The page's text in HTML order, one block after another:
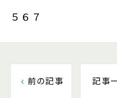
５６７
前の記事 記事